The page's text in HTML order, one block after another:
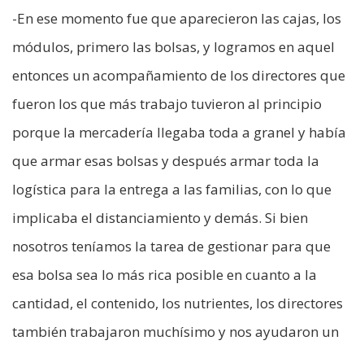
-En ese momento fue que aparecieron las cajas, los
módulos, primero las bolsas, y logramos en aquel
entonces un acompañamiento de los directores que
fueron los que más trabajo tuvieron al principio
porque la mercadería llegaba toda a granel y había
que armar esas bolsas y después armar toda la
logística para la entrega a las familias, con lo que
implicaba el distanciamiento y demás. Si bien
nosotros teníamos la tarea de gestionar para que
esa bolsa sea lo más rica posible en cuanto a la
cantidad, el contenido, los nutrientes, los directores
también trabajaron muchísimo y nos ayudaron un